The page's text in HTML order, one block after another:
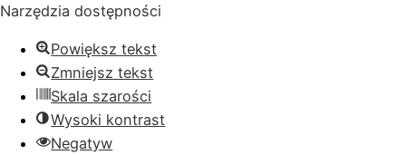
Narzędzia dostępności
Powiększ tekst
Zmniejsz tekst
Skala szarości
Wysoki kontrast
Negatyw